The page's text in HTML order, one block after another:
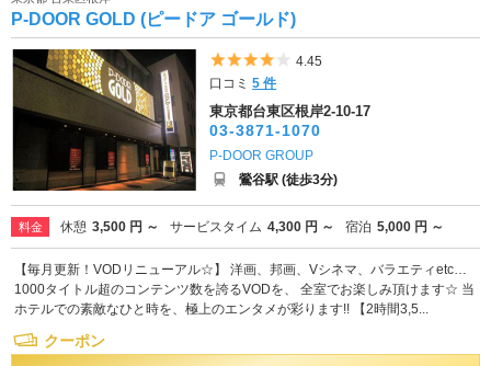
P-DOOR GOLD (ピードア ゴールド)
5つ星のうち4
4.45
口コミ5 件
東京都台東区根岸2-10-17
03-3871-1070
P-DOOR GROUP
鶯谷駅 (徒歩3分)
料金 休憩 3,500 円 ～ サービスタイム 4,300 円 ～ 宿泊 5,000 円 ～
【毎月更新！VODリニューアル☆】 洋画、邦画、Vシネマ、バラエティetc…
1000タイトル超のコンテンツ数を誇るVODを、 全室でお楽しみ頂けます☆ 当
ホテルでの素敵なひと時を、極上のエンタメが彩ります!! 【2時間3,5...
クーポン